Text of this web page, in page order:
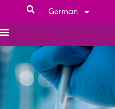
German